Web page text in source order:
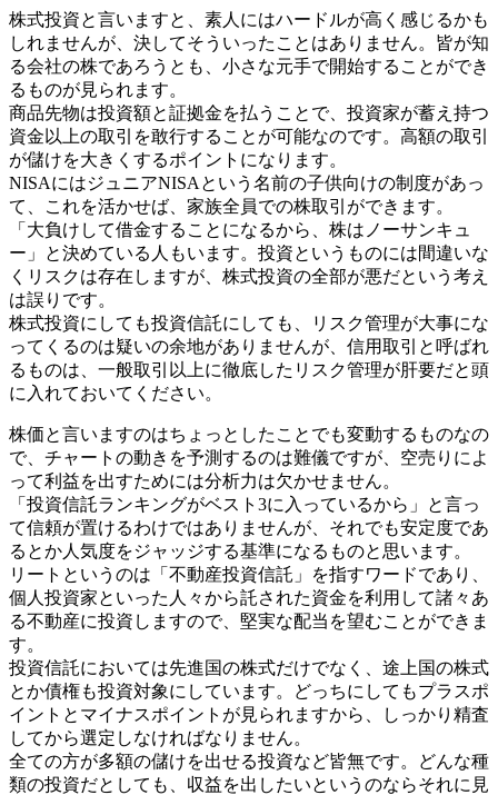
株式投資と言いますと、素人にはハードルが高く感じるかも
しれませんが、決してそういったことはありません。皆が知
る会社の株であろうとも、小さな元手で開始することができ
るものが見られます。
商品先物は投資額と証拠金を払うことで、投資家が蓄え持つ
資金以上の取引を敢行することが可能なのです。高額の取引
が儲けを大きくするポイントになります。
NISAにはジュニアNISAという名前の子供向けの制度があっ
て、これを活かせば、家族全員での株取引ができます。
「大負けして借金することになるから、株はノーサンキュ
ー」と決めている人もいます。投資というものには間違いな
くリスクは存在しますが、株式投資の全部が悪だという考え
は誤りです。
株式投資にしても投資信託にしても、リスク管理が大事にな
ってくるのは疑いの余地がありませんが、信用取引と呼ばれ
るものは、一般取引以上に徹底したリスク管理が肝要だと頭
に入れておいてください。
株価と言いますのはちょっとしたことでも変動するものなの
で、チャートの動きを予測するのは難儀ですが、空売りによ
って利益を出すためには分析力は欠かせません。
「投資信託ランキングがベスト3に入っているから」と言っ
て信頼が置けるわけではありませんが、それでも安定度であ
るとか人気度をジャッジする基準になるものと思います。
リートというのは「不動産投資信託」を指すワードであり、
個人投資家といった人々から託された資金を利用して諸々あ
る不動産に投資しますので、堅実な配当を望むことができま
す。
投資信託においては先進国の株式だけでなく、途上国の株式
とか債権も投資対象にしています。どっちにしてもプラスポ
イントとマイナスポイントが見られますから、しっかり精査
してから選定しなければなりません。
全ての方が多額の儲けを出せる投資など皆無です。どんな種
類の投資だとしても、収益を出したいというのならそれに見